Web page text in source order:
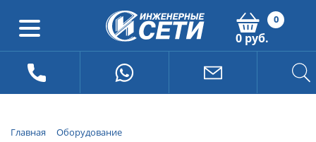
0
0 руб.
Главная
Оборудование